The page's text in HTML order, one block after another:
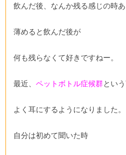
飲んだ後、なんか残る感じの時
薄めると飲んだ後が
何も残らなくて好きですねー。
最近、ペットボトル症候群とい
よく耳にするようになりました。
自分は初めて聞いた時